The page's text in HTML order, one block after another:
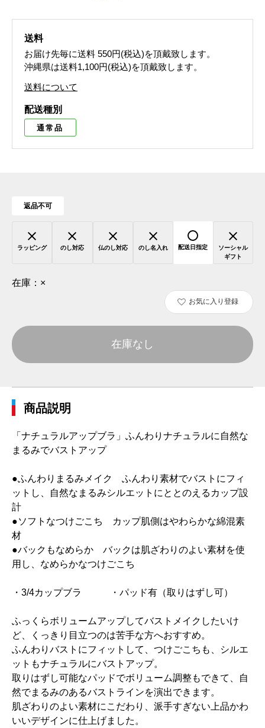
送料
お届け先毎に送料 550円(税込)を頂戴致します。
沖縄県は送料1,100円(税込)を頂戴致します。
送料について
配送種別
通常品
返品不可
ラッピング のし対応 仏のし対応 のし名入れ 配送日指定
ソーシャル
ギフト
在庫： ×
お気に入り登録
在庫なし
商品説明
「ナチュラルアップブラ」ふんわりナチュラルに自然な
まるみでバストアップ
●ふんわりまるみメイク ふんわり素材でバストにフィ
ットし、自然なまるみシルエットにととのえるカップ設
計
●ソフトなつけごこち カップ肌側はやわらかな綿混素
材
●バックもなめらか バックは肌ざわりのよい素材を使
用し、なめらかなつけごこち
・3/4カップブラ ・パッド有（取りはずし可）
ふっくらボリュームアップしてバストメイクしたいけ
ど、くっきり目立つのは苦手な方へおすすめ。
ふんわりバストにフィットして、つけごこちも、シルエ
ットもナチュラルにバストアップ。
取りはずし可能なパッドでボリューム調整もできて、自
然でまるみのあるバストラインを演出できます。
肌ざわりのよい素材にこだわり、派手すぎない上品かわ
いいデザインに仕上げました。